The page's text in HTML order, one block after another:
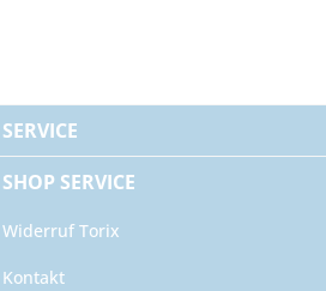
SERVICE
SHOP SERVICE
Widerruf Torix
Kontakt